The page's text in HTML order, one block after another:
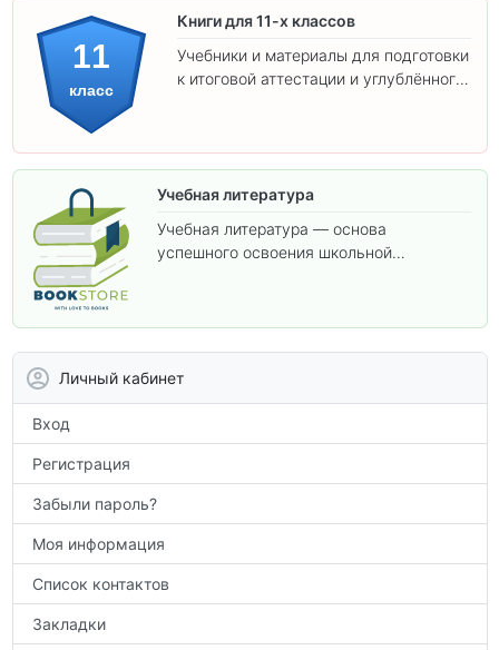
11
класс
Книги для 11-х классов
Учебники и материалы для подготовки
к итоговой аттестации и углублённого
Учебная литература
Учебная литература — основа
успешного освоения школьной
Личный кабинет
Вход
Регистрация
Забыли пароль?
Моя информация
Список контактов
Закладки